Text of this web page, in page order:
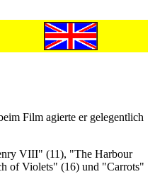
Film agierte er gelegentlich
VIII" (11), "The Harbour
of Violets" (16) und "Carrots"